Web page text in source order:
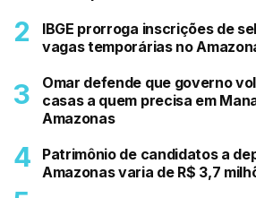
IBGE prorroga inscrições de
vagas temporárias no
Omar defende que governo
casas a quem precisa em
Amazonas
Patrimônio de candidatos a
Amazonas varia de R$ 3,7